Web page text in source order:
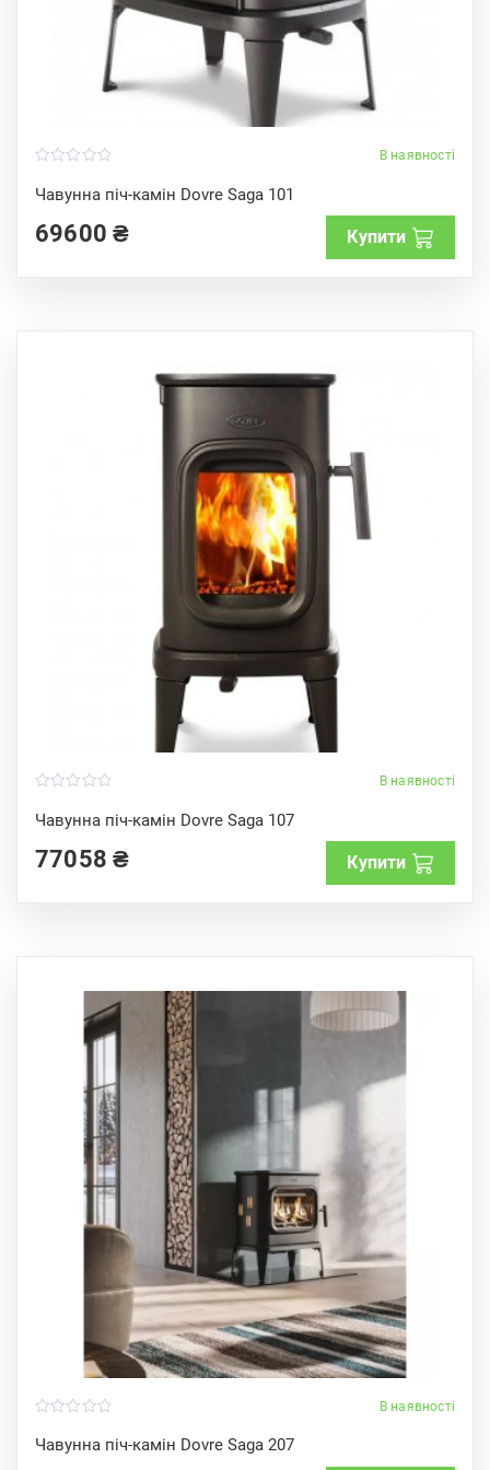
В наявності
Чавунна піч-камін Dovre Saga 101
o
u
o
f69600₴ Купити
В наявності
Чавунна піч-камін Dovre Saga 107
o
u
o
f
77058₴ Купити
В наявності
Чавунна піч-камін Dovre Saga 207
o
u